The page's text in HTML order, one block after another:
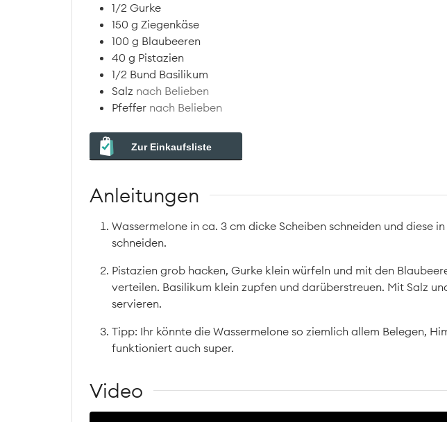
1/2 Gurke
150 g Ziegenkäse
100 g Blaubeeren
40 g Pistazien
1/2 Bund Basilikum
Salz nach Belieben
Pfeffer nach Belieben
Zur Einkaufsliste
Anleitungen
Wassermelone in ca. 3 cm dicke Scheiben schneiden und diese
schneiden.
Pistazien grob hacken, Gurke klein würfeln und mit den
verteilen. Basilikum klein zupfen und darüberstreuen. Mit Salz
servieren.
Tipp: Ihr könnte die Wassermelone so ziemlich allem Belegen,
funktioniert auch super.
Video